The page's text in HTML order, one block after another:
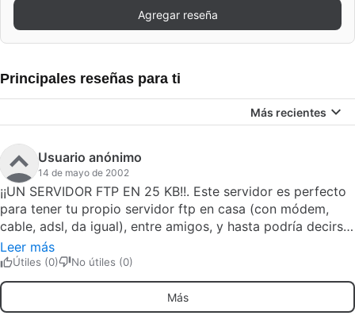
Agregar reseña
Principales reseñas para ti
Más recientes
Usuario anónimo
14 de mayo de 2002
¡¡UN SERVIDOR FTP EN 25 KB!!. Este servidor es perfecto
para tener tu propio servidor ftp en casa (con módem,
cable, adsl, da igual), entre amigos, y hasta podría decirse
que de manera profesional. ¡es un solo ejecutable!, que
apenas consume recursos (sólo lo veréis en la pantalla del
administrador de tareas). En la página del autor se
encuentra la versión 3.13. (y desarrollando la 4.0, que
según cuentan contará con muchas de las opciones de los
Leer más
Útiles (0) No útiles (0)
Más